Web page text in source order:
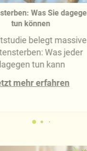
Was Sie
tun können
belegt
Was jeder
tun kann
mehr erfahren